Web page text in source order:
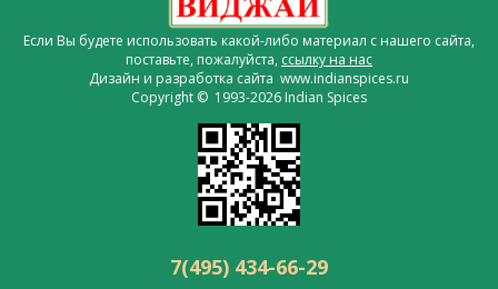
Если Вы будете использовать какой-либо материал с нашего сайта,
поставьте, пожалуйста, ссылку на нас
Дизайн и разработка сайта www.indianspices.ru
Copyright © 1993-2026 Indian Spices
7(495) 434-66-29